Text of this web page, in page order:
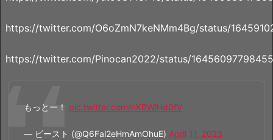
https://twitter.com/O6oZmN7keNMm4Bg/status/
https://twitter.com/Pinocan2022/status/
もっとー！ pic.twitter.com/nKBWlHd0fV
— ビースト (@Q6Fal2eHmAmOhuE) April 11, 2023